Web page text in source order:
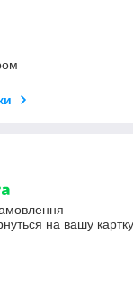
на вашу картку